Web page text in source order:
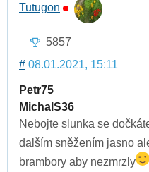
Tutugon
5857
# 08.01.2021, 15:11
Petr75
MichalS36
Nebojte slunka se
dalším sněžením jasno
brambory aby nezmrzly